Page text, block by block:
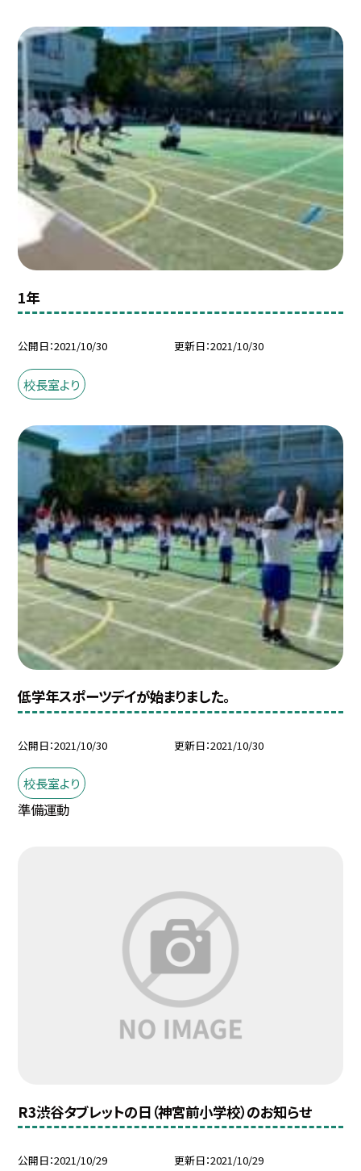
1年
公開日 2021/10/30 更新日 2021/10/30
校長室より
低学年スポーツデイが始まりました。
公開日 2021/10/30 更新日 2021/10/30
校長室より
準備運動
R3渋谷タブレットの日（神宮前小学校）のお知らせ
公開日 2021/10/29 更新日 2021/10/29